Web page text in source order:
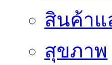
สินค้าแ
สุขภาพ